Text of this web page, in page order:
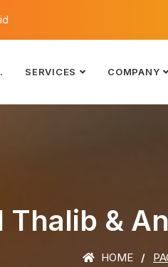
SERVICES COMPANY
Thalib &
HOME